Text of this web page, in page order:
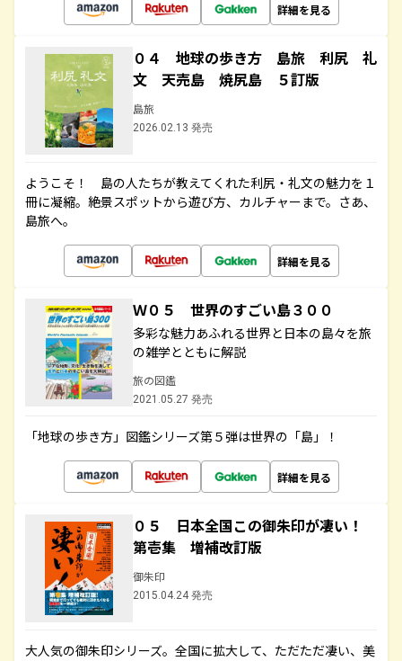
詳細を見る
０４ 地球の歩き方 島旅 利尻 礼
文 天売島 焼尻島 ５訂版
島旅
2026.02.13 発売
ようこそ！ 島の人たちが教えてくれた利尻・礼文の魅力を１
冊に凝縮。絶景スポットから遊び方、カルチャーまで。さあ、
島旅へ。
詳細を見る
Ｗ０５ 世界のすごい島３００
多彩な魅力あふれる世界と日本の島々を旅
の雑学とともに解説
旅の図鑑
2021.05.27 発売
「地球の歩き方」図鑑シリーズ第５弾は世界の「島」！
詳細を見る
０５ 日本全国この御朱印が凄い！
第壱集 増補改訂版
御朱印
2015.04.24 発売
大人気の御朱印シリーズ。全国に拡大して、ただただ凄い、美